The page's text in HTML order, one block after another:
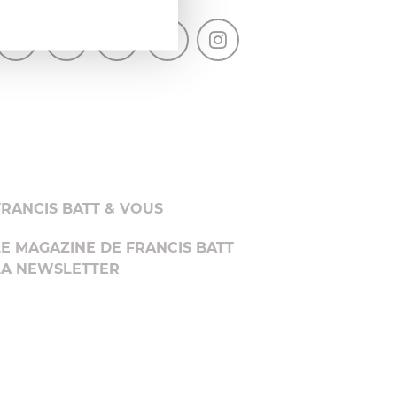
BATT & VOUS
MAGAZINE DE FRANCIS BATT
NEWSLETTER